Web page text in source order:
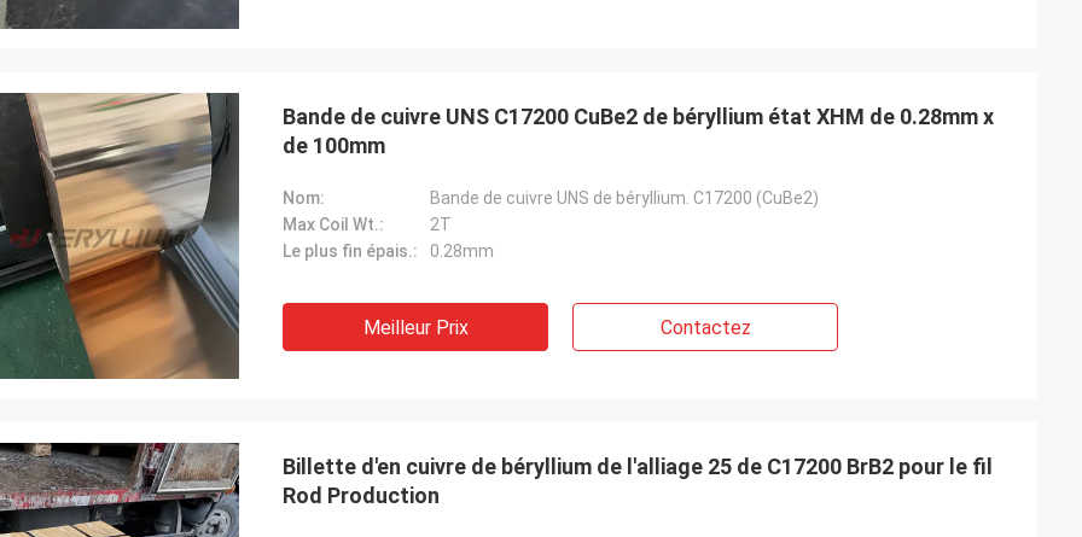
Bande de cuivre UNS C17200 CuBe2 de béryllium état XHM de 0.28mm x
de 100mm
Nom:
Bande de cuivre UNS de béryllium. C17200 (CuBe2)
Max Coil Wt.:
2T
Le plus fin épais.:
0.28mm
Meilleur Prix Contactez
Billette d'en cuivre de béryllium de l'alliage 25 de C17200 BrB2 pour le fil
Rod Production